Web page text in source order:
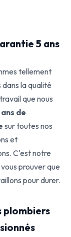
5 ans
tellement
la qualité
que nous
de
sur toutes nos
et
C'est notre
prouver que
pour durer.
plombiers